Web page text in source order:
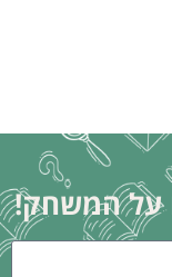
על המשחק!